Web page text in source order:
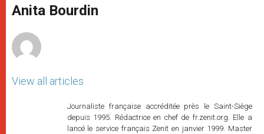
p
p
g
e
o
k
r
Anita Bourdin
View all articles
Journaliste française accréditée près le Saint-Siège
depuis 1995. Rédactrice en chef de fr.zenit.org. Elle a
lancé le service français Zenit en janvier 1999. Master